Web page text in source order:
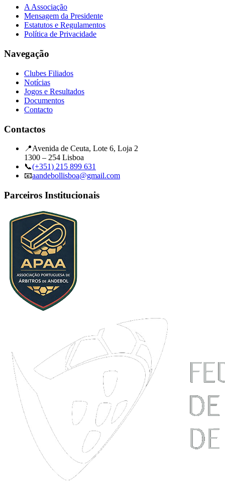
A Associação
Mensagem da Presidente
Estatutos e Regulamentos
Política de Privacidade
Navegação
Clubes Filiados
Notícias
Jogos e Resultados
Documentos
Contacto
Contactos
📍Avenida de Ceuta, Lote 6, Loja 2
1300 – 254 Lisboa
📞(+351) 215 899 631
📧aandebollisboa@gmail.com
Parceiros Institucionais